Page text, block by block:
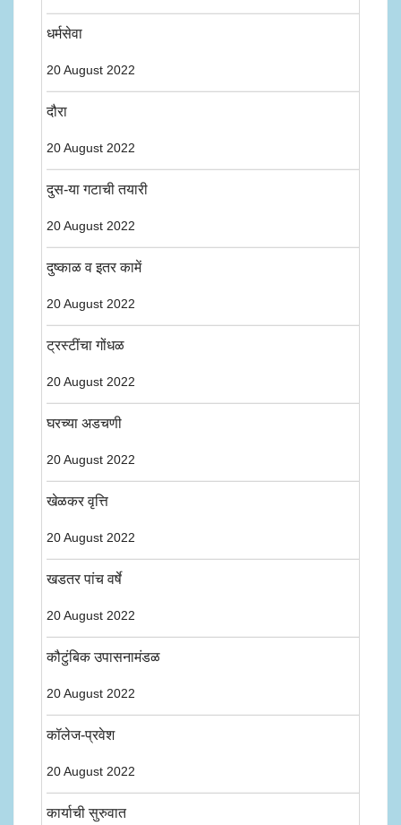
धर्मसेवा
20 August 2022
दौरा
20 August 2022
दुस-या गटाची तयारी
20 August 2022
दुष्काळ व इतर कामें
20 August 2022
ट्रस्टींचा गोंधळ
20 August 2022
घरच्या अडचणी
20 August 2022
खेळकर वृत्ति
20 August 2022
खडतर पांच वर्षे
20 August 2022
कौटुंबिक उपासनामंडळ
20 August 2022
कॉलेज-प्रवेश
20 August 2022
कार्याची सुरुवात